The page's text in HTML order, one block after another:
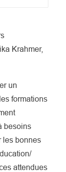
Krahmer,
un
formations
besoins
les bonnes
attendues